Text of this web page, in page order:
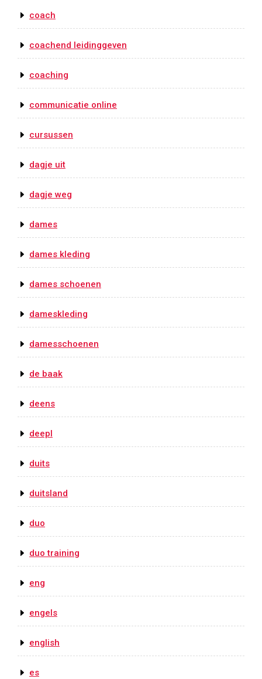
coach
coachend leidinggeven
coaching
communicatie online
cursussen
dagje uit
dagje weg
dames
dames kleding
dames schoenen
dameskleding
damesschoenen
de baak
deens
deepl
duits
duitsland
duo
duo training
eng
engels
english
es